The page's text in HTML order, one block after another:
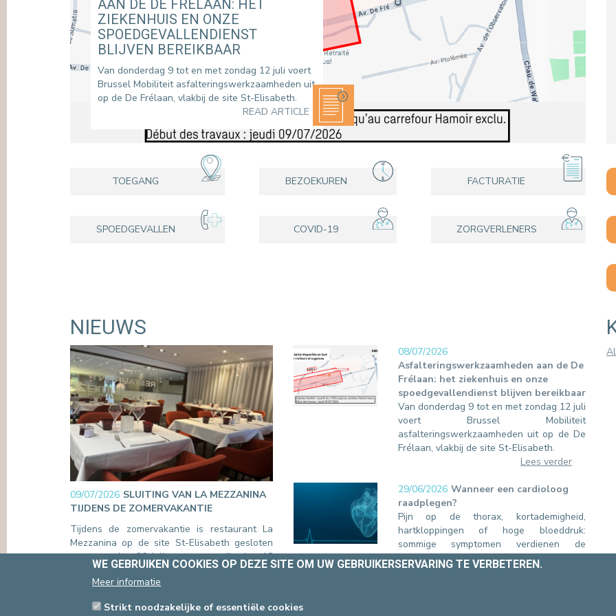
EEN PATIËNT CONTACTEREN
VERTREK
PATIËNTENADMINISTRATIE &
HOSPITALISATIE
AAN DE DE FRÉLAAN: HET
ZIEKENHUIS EN ONZE
SPOEDGEVALLENDIENST
BLIJVEN BEREIKBAAR
Van donderdag 9 tot en met zondag 12 juli voert
Brussel Mobiliteit asfalteringswerkzaamheden uit
op de De Frélaan, vlakbij de site St-Elisabeth.
READ ARTICLE
TOEGANG BEZOEKUREN FACTURATIE
SPOEDGEVALLEN COVID-19 ZORGVERLENERS
NIEUWS
09/07/2026 SLUITING VAN LA MEZZANINA
TIJDENS DE ZOMERVAKANTIE
Tijdens de zomervakantie is restaurant La
Mezzanina op de site St-Elisabeth gesloten
van maandag 20 juli tot en met dinsdag 18
augustus. Ook de roomservice is gedurende
deze periode niet beschikbaar.
08/07/2026
Asfalteringswerkzaamheden aan de De
Frélaan: het ziekenhuis en onze
spoedgevallendienst blijven bereikbaar
Van donderdag 9 tot en met zondag 12 juli
voert Brussel Mobiliteit
asfalteringswerkzaamheden uit op de De
Frélaan, vlakbij de site St-Elisabeth.
Lees verder
29/06/2026 Wanneer een cardioloog
raadplegen?
Pijn op de thorax, kortademigheid,
hartkloppingen of hoge bloeddruk:
sommige symptomen verdienen de
aandacht van een specialist. Bij de Europa
Ziekenhuizen begeleidt onze dienst
WE GEBRUIKEN COOKIES OP DEZE SITE OM UW GEBRUIKERSERVARING TE VERBETEREN.
Meer informatie
Strikt noodzakelijke of essentiële cookies